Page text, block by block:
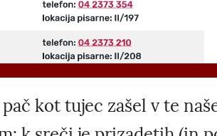
kot tujec zašel v te